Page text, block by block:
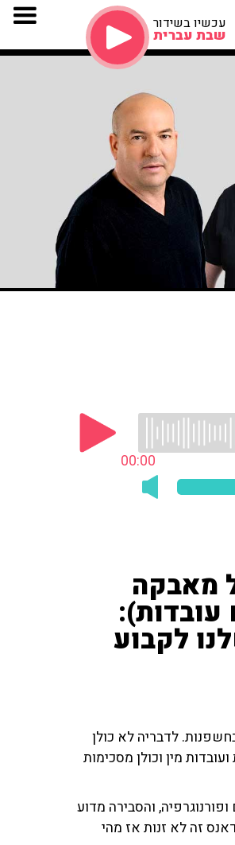
עכשיו בשידור
שבת עברית
00:00
מאבקה
עובדות):
לקבוע
לדבריה לא כולן
מין וכולן מסכימות
והסבירה מדוע
זה לא זנות אז מהי